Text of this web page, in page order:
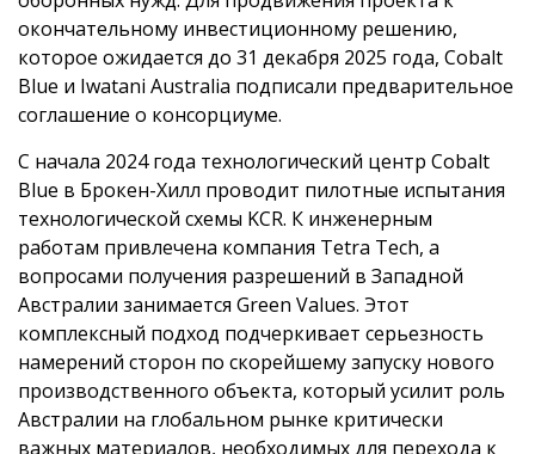
окончательному инвестиционному решению,
которое ожидается до 31 декабря 2025 года, Cobalt
Blue и Iwatani Australia подписали предварительное
соглашение о консорциуме.
С начала 2024 года технологический центр Cobalt
Blue в Брокен-Хилл проводит пилотные испытания
технологической схемы KCR. К инженерным
работам привлечена компания Tetra Tech, а
вопросами получения разрешений в Западной
Австралии занимается Green Values. Этот
комплексный подход подчеркивает серьезность
намерений сторон по скорейшему запуску нового
производственного объекта, который усилит роль
Австралии на глобальном рынке критически
важных материалов, необходимых для перехода к